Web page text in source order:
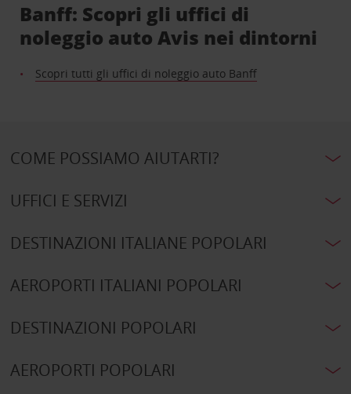
Banff: Scopri gli uffici di
noleggio auto Avis nei dintorni
Scopri tutti gli uffici di noleggio auto Banff
COME POSSIAMO AIUTARTI?
UFFICI E SERVIZI
DESTINAZIONI ITALIANE POPOLARI
AEROPORTI ITALIANI POPOLARI
DESTINAZIONI POPOLARI
AEROPORTI POPOLARI